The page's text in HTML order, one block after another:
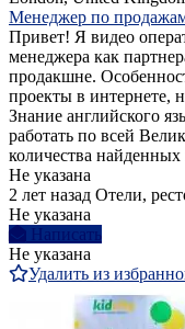
Менеджер по
Привет! Я видео
менеджера как
продакшне.
проекты в интернете,
Знание английского
работать по всей
количества найденных
Не указана
2 лет назад Отели,
Не указана
Написать
Не указана
Удалить из